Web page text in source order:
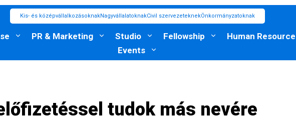
Kis- és középvállalkozásoknakNagyvállalatoknakCivil szervezeteknekÖnkormányzatoknak
PR & Marketing Studio Fellowship
Human
Events
tudok más nevére